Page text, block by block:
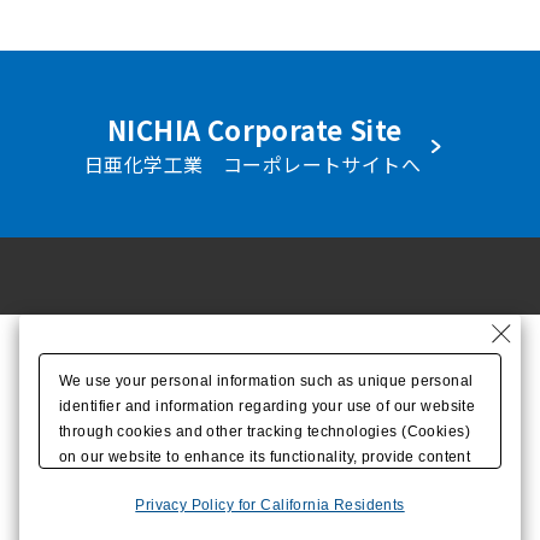
NICHIA Corporate Site
日亜化学工業 コーポレートサイトへ
We use your personal information such as unique personal
identifier and information regarding your use of our website
through cookies and other tracking technologies (Cookies)
on our website to enhance its functionality, provide content
access analysis. Please clickhereto see more details
Privacy Policy for California Residents